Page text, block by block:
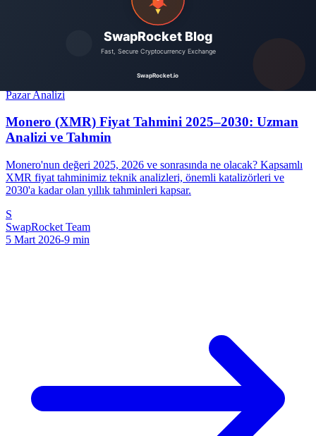
Pazar Analizi
Monero (XMR) Fiyat Tahmini 2025–2030: Uzman
Analizi ve Tahmin
Monero'nun değeri 2025, 2026 ve sonrasında ne olacak? Kapsamlı
XMR fiyat tahminimiz teknik analizleri, önemli katalizörleri ve
2030'a kadar olan yıllık tahminleri kapsar.
S
SwapRocket Team
5 Mart 2026-9 min